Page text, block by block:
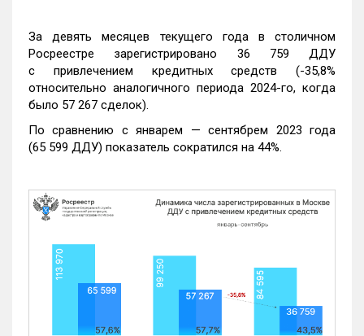
За девять месяцев текущего года в столичном
Росреестре зарегистрировано 36 759 ДДУ
с привлечением кредитных средств (-35,8%
относительно аналогичного периода 2024-го, когда
было 57 267 сделок).
По сравнению с январем — сентябрем 2023 года
(65 599 ДДУ) показатель сократился на 44%.